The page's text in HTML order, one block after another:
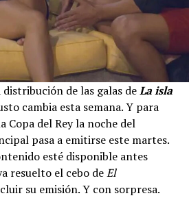
de las galas deLa isla
cambia esta semana. Y para
Copa del Rey la noche del
pasa a emitirse este martes.
esté disponible antes
resuelto el cebo deEl
su emisión. Y con sorpresa.